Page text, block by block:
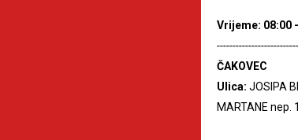
Vrijeme: 08:00
ČAKOVEC
Ulica: JOSIPA
MARTANE nep.